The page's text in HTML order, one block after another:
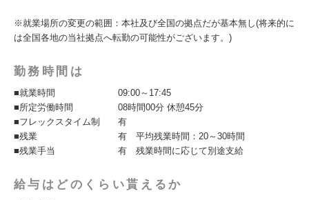
※就業場所の変更の範囲：本社及び全国の拠点だが基本無し(将来的に
は全国各地の当社拠点へ転勤の可能性がございます。)
勤務時間は
■就業時間 09:00～17:45
■所定労働時間 08時間00分 休憩45分
■フレックスタイム制 有
■残業 有 平均残業時間：20～30時間
■残業手当 有 残業時間に応じて別途支給
給与はどのくらい貰えるか